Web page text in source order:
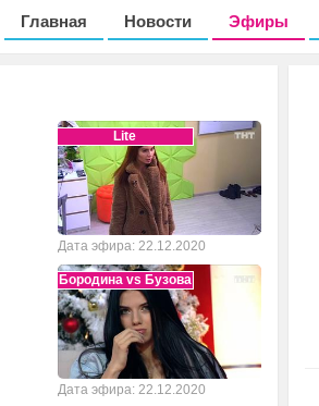
Главная Новости Эфиры
Lite
Дата эфира: 22.12.2020
Бородина vs Бузова
Дата эфира: 22.12.2020